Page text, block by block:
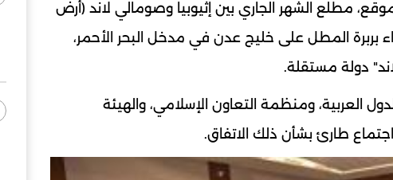
مطلع الشهر الجاري بين إثيوبيا وصومالي لاند (أرض
بربرة المطل على خليج عدن في مدخل البحر الأحمر،
دولة مستقلة.
ومنظمة التعاون الإسلامي، والهيئة
اجتماع طارئ بشأن ذلك الاتفاق.